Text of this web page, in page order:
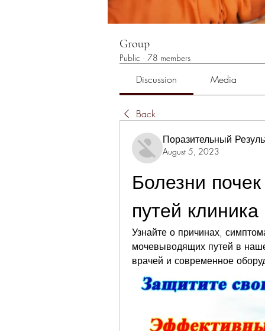
Group
Public · 78 members
Discussion Media
Back
Поразительный
August 5, 2023
Болезни
путей клиника
Узнайте о причинах,
мочевыводящих путей в
врачей и современное